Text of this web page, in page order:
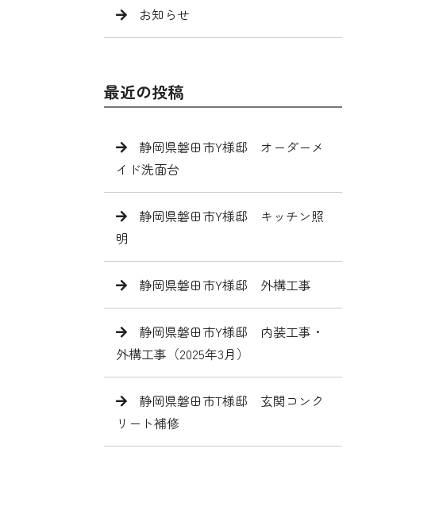
お知らせ
最近の投稿
静岡県磐田市Y様邸 オーダーメ
イド洗面台
静岡県磐田市Y様邸 キッチン照
明
静岡県磐田市Y様邸 外構工事
静岡県磐田市Y様邸 内装工事・
外構工事（2025年3月）
静岡県磐田市T様邸 玄関コンク
リート補修